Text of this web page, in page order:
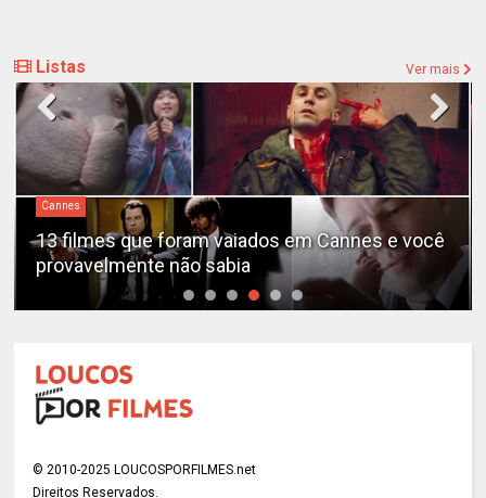
Listas Ver mais
Cannes
13 filmes que foram vaiados em Cannes e você
provavelmente não sabia
© 2010-2025 LOUCOSPORFILMES.net
Direitos Reservados.